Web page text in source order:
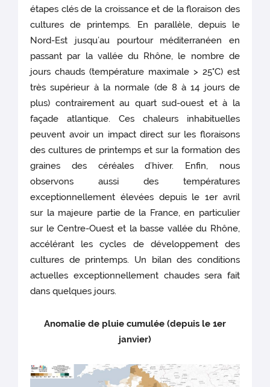
étapes clés de la croissance et de la floraison des
cultures de printemps. En parallèle, depuis le
Nord-Est jusqu’au pourtour méditerranéen en
passant par la vallée du Rhône, le nombre de
jours chauds (température maximale > 25°C) est
très supérieur à la normale (de 8 à 14 jours de
plus) contrairement au quart sud-ouest et à la
façade atlantique. Ces chaleurs inhabituelles
peuvent avoir un impact direct sur les floraisons
des cultures de printemps et sur la formation des
graines des céréales d’hiver. Enfin, nous
observons aussi des températures
exceptionnellement élevées depuis le 1er avril
sur la majeure partie de la France, en particulier
sur le Centre-Ouest et la basse vallée du Rhône,
accélérant les cycles de développement des
cultures de printemps. Un bilan des conditions
actuelles exceptionnellement chaudes sera fait
dans quelques jours.
Anomalie de pluie cumulée (depuis le 1er
janvier)